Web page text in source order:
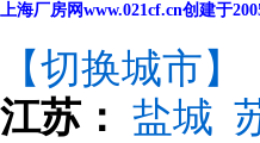
上海厂房网www.021cf.cn创建于
【切换城市】
江苏： 盐城